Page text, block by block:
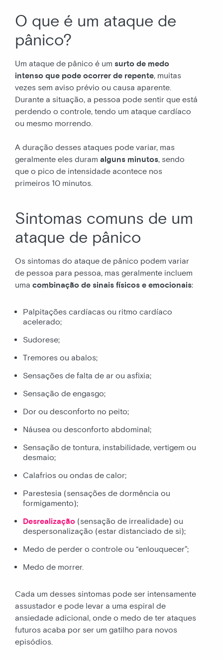
O que é um ataque de
pânico?
Um ataque de pânico é um surto de medo
intenso que pode ocorrer de repente, muitas
vezes sem aviso prévio ou causa aparente.
Durante a situação, a pessoa pode sentir que está
perdendo o controle, tendo um ataque cardíaco
ou mesmo morrendo.
A duração desses ataques pode variar, mas
geralmente eles duram alguns minutos, sendo
que o pico de intensidade acontece nos
primeiros 10 minutos.
Sintomas comuns de um
ataque de pânico
Os sintomas do ataque de pânico podem variar
de pessoa para pessoa, mas geralmente incluem
uma combinação de sinais físicos e emocionais:
Palpitações cardíacas ou ritmo cardíaco
acelerado;
Sudorese;
Tremores ou abalos;
Sensações de falta de ar ou asfixia;
Sensação de engasgo;
Dor ou desconforto no peito;
Náusea ou desconforto abdominal;
Sensação de tontura, instabilidade, vertigem ou
desmaio;
Calafrios ou ondas de calor;
Parestesia (sensações de dormência ou
formigamento);
Desrealização (sensação de irrealidade) ou
despersonalização (estar distanciado de si);
Medo de perder o controle ou “enlouquecer”;
Medo de morrer.
Cada um desses sintomas pode ser intensamente
assustador e pode levar a uma espiral de
ansiedade adicional, onde o medo de ter ataques
futuros acaba por ser um gatilho para novos
episódios.